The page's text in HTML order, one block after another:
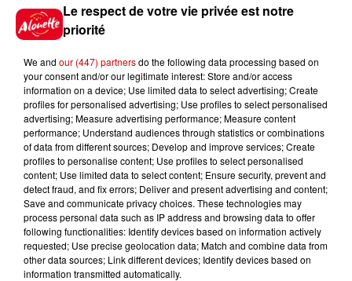
Disparition de Manon
10h31
Corrèze : le Musée Jacques
Chirac cambriolé pour la
troisième fois...
10h23
Amel Bent en concert gratuit
dans l’Ouest
Le respect de votre vie privée est notre
priorité
We and our (447) partnersdo the following data processing based on
your consent and/or our legitimate interest: Store and/or access
information on a device; Use limited data to select advertising; Create
profiles for personalised advertising; Use profiles to select personalised
advertising; Measure advertising performance; Measure content
performance; Understand audiences through statistics or combinations
of data from different sources; Develop and improve services; Create
profiles to personalise content; Use profiles to select personalised
content; Use limited data to select content; Ensure security, prevent and
detect fraud, and fix errors; Deliver and present advertising and content;
Save and communicate privacy choices. These technologies may
process personal data such as IP address and browsing data to offer
following functionalities: Identify devices based on information actively
requested; Use precise geolocation data; Match and combine data from
other data sources; Link different devices; Identify devices based on
information transmitted automatically.